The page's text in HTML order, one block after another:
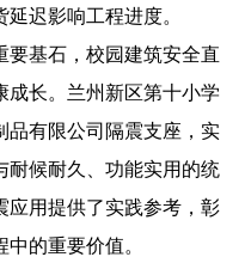
迟影响工程进度。
要基石，校园建筑安全直
成长。兰州新区第十小学
品有限公司隔震支座，实
耐候耐久、功能实用的统
应用提供了实践参考，彰
的重要价值。